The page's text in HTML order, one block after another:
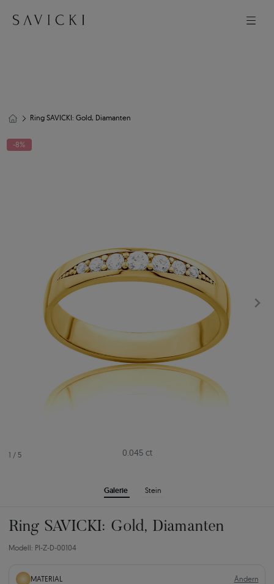
Ring SAVICKI: Gold, Diamanten
1 / 5
Galerie Stein
-8%
0.045 ct
Ring SAVICKI: Gold, Diamanten
Modell: PI-Z-D-00104
MATERIAL Ändern